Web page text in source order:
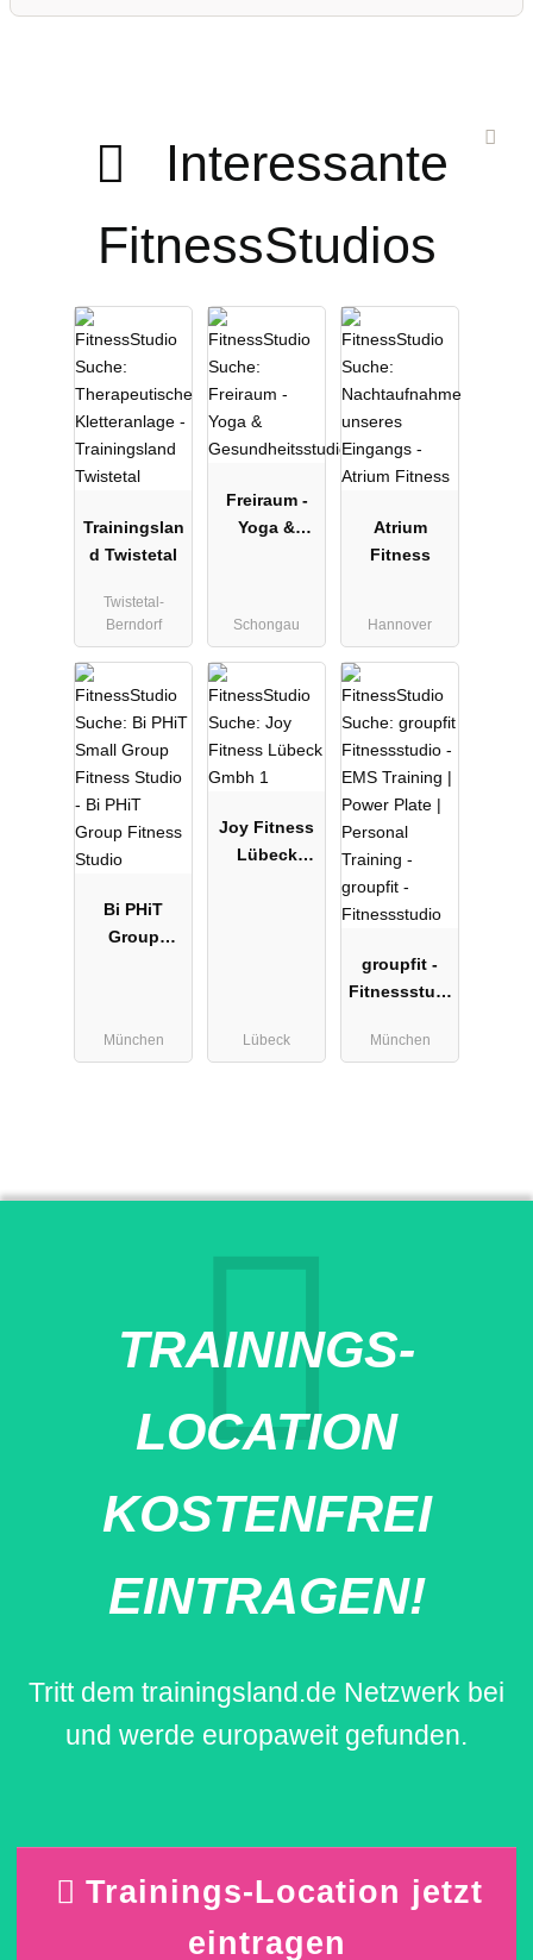
Interessante
FitnessStudios
Trainingslan
d Twistetal
Twistetal-
Berndorf
Freiraum -
Yoga &
Schongau
Atrium
Fitness
Hannover
Bi PHiT
Group
München
Joy Fitness
Lübeck
Lübeck
groupfit -
Fitnessstudi
München
TRAININGS-
LOCATION
KOSTENFREI
EINTRAGEN!
Tritt dem trainingsland.de Netzwerk bei
und werde europaweit gefunden.
Trainings-Location jetzt
eintragen